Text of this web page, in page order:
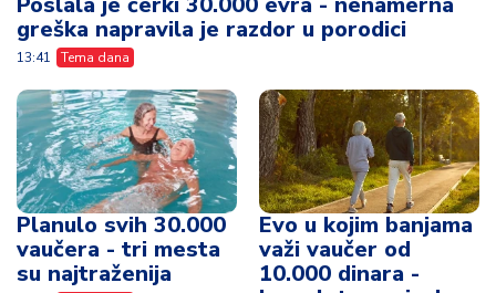
Planulo svih 30.000
vaučera - tri mesta
su najtraženija
12:31 Tema dana
Evo u kojim banjama
važi vaučer od
kompletan spisak
destinacija u Srbiji
08:59 Tema dana